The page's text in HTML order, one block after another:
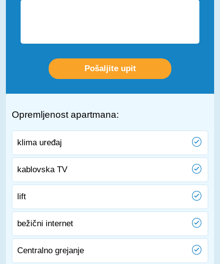
Opremljenost apartmana:
klima uređaj
kablovska TV
lift
bežični internet
Centralno grejanje